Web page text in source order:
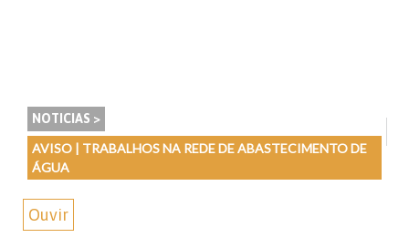
NOTICIAS >
AVISO | TRABALHOS NA REDE DE ABASTECIMENTO DE
ÁGUA
Ouvir